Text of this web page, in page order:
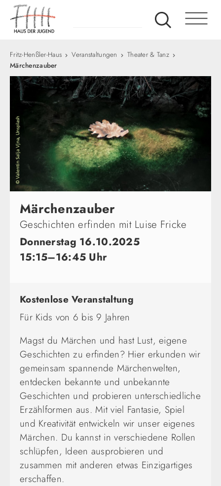
Fritz-Henßler-Haus Veranstaltungen
Theater & Tanz
Märchenzauber
Märchenzauber
Geschichten erfinden mit Luise Fricke
Donnerstag 16.10.2025
15:15–16:45 Uhr
Kostenlose Veranstaltung
Für Kids von 6 bis 9 Jahren
Magst du Märchen und hast Lust, eigene
Geschichten zu erfinden? Hier erkunden wir
gemeinsam spannende Märchenwelten,
entdecken bekannte und unbekannte
Geschichten und probieren unterschiedliche
Erzählformen aus. Mit viel Fantasie, Spiel
und Kreativität entwickeln wir unser eigenes
Märchen. Du kannst in verschiedene Rollen
schlüpfen, Ideen ausprobieren und
zusammen mit anderen etwas Einzigartiges
erschaffen.